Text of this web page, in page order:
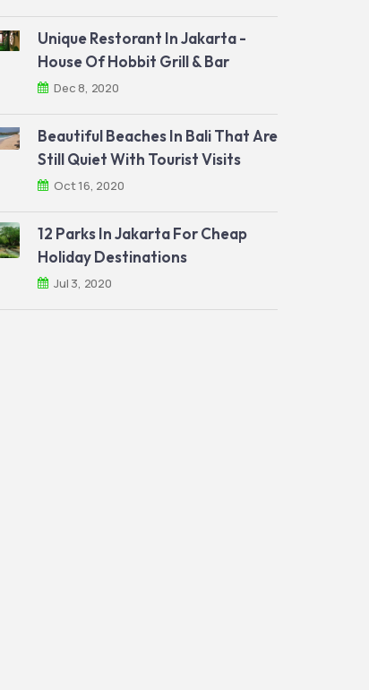
Unique Restorant In Jakarta -
House Of Hobbit Grill & Bar
Dec 8, 2020
Beautiful Beaches In Bali That Are
Still Quiet With Tourist Visits
Oct 16, 2020
12 Parks In Jakarta For Cheap
Holiday Destinations
Jul 3, 2020